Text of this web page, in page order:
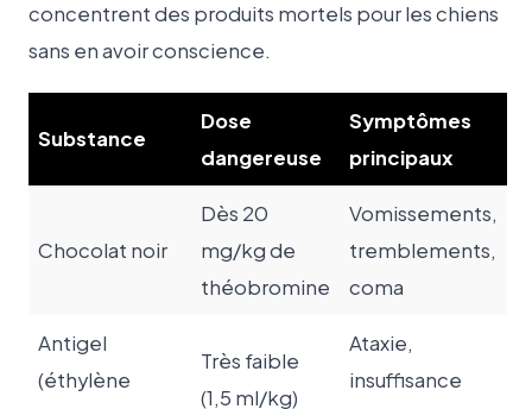
concentrent des produits mortels pour les chiens
sans en avoir conscience.
Substance
Dose
dangereuse
Symptômes
principaux
Chocolat noir
Dès 20
mg/kg de
théobromine
Vomissements,
tremblements,
coma
Antigel
(éthylène
Très faible
(1,5 ml/kg)
Ataxie,
insuffisance